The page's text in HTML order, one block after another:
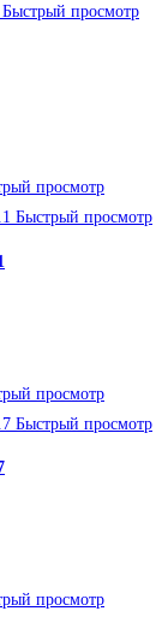
Быстрый просмотр
просмотр
Быстрый просмотр
просмотр
Быстрый просмотр
просмотр